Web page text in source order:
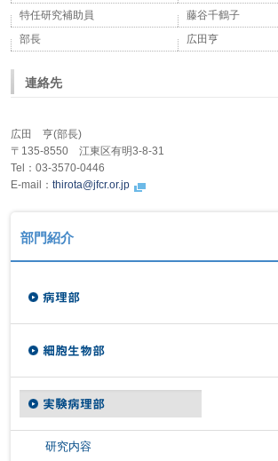
特任研究補助員
藤谷千鶴子
部長
広田亨
連絡先
広田 亨(部長)
〒135-8550 江東区有明3-8-31
Tel：03-3570-0446
E-mail： thirota@jfcr.or.jp
部門紹介
研究内容